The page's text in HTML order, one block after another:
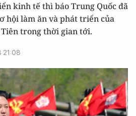
kinh tế thì báo Trung Quốc đã
hội làm ăn và phát triển của
trong thời gian tới.
21:08